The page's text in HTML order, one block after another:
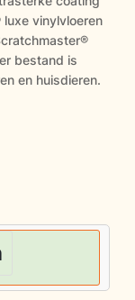
vinylvloeren
bestand is
en huisdieren.